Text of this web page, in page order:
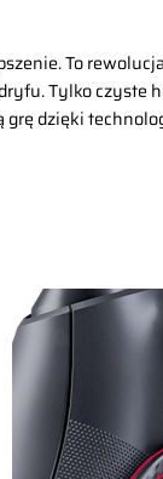
To
Tylko czyste
dzięki